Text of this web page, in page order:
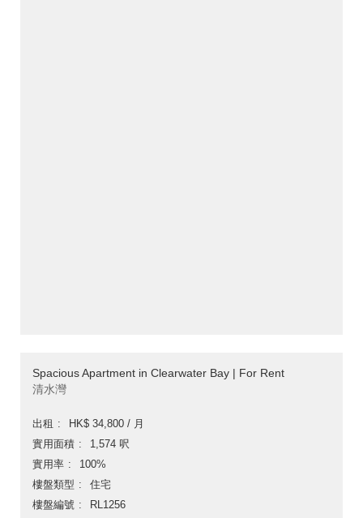
Spacious Apartment in Clearwater Bay | For Rent
清水灣
出租
HK$ 34,800 / 月
實用面積
1,574 呎
實用率
100%
樓盤類型
住宅
樓盤編號
RL1256